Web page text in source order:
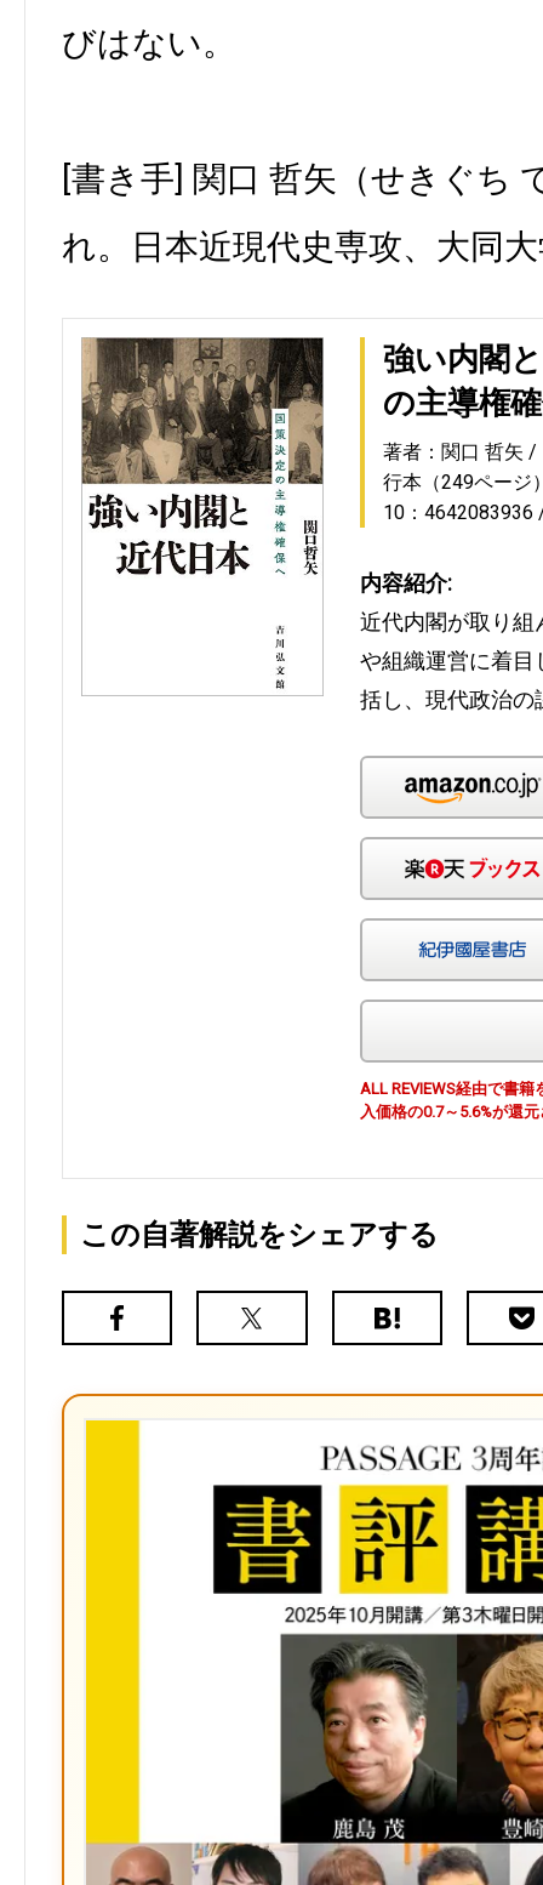
びはない。
[書き手] 関口 哲矢（せきぐち
れ。日本近現代史専攻、大同
強い内閣
の主導権
著者：関口 哲矢
行本（249ページ
10：4642083936
内容紹介:
近代内閣が取り組
や組織運営に着目
括し、現代政治の
ALL REVIEWS経由で書
入価格の0.7～5.6%が還
この自著解説をシェアする
Facebook
X（旧
は
ク
マ
ー
ク